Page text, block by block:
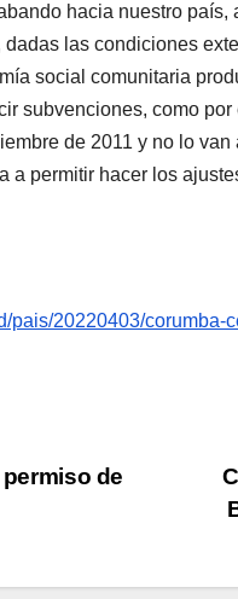
hacia nuestro
las condiciones
social comunitaria
subvenciones, como
de 2011 y no lo
a permitir hacer los
pais/20220403/
de